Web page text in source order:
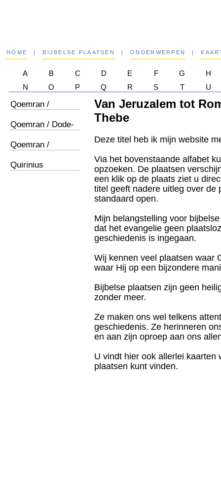
HOME | BIJBELSE PLAATSEN | ONDERWERPEN |
A B C D E F G
H
N
O P Q R S T U
Qoemran /
Qoemran / Dode-
Qoemran /
Quirinius
Van Jeruzalem tot
Thebe
Deze titel heb ik mijn website
Via het bovenstaande alfabet
opzoeken. De plaatsen
een klik op de plaats ziet u
titel geeft nadere uitleg over de
standaard open.
Mijn belangstelling voor
dat het evangelie geen
geschiedenis is ingegaan.
Wij kennen veel plaatsen waar
waar Hij op een bijzondere
Bijbelse plaatsen zijn geen
zonder meer.
Ze maken ons wel telkens
geschiedenis. Ze herinneren
en aan zijn oproep aan ons
U vindt hier ook allerlei kaarten
plaatsen kunt vinden.